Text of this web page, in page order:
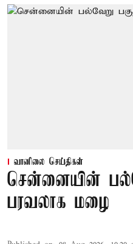
வானிலை செய்திகள்
சென்னையின்
பரவலாக மழை